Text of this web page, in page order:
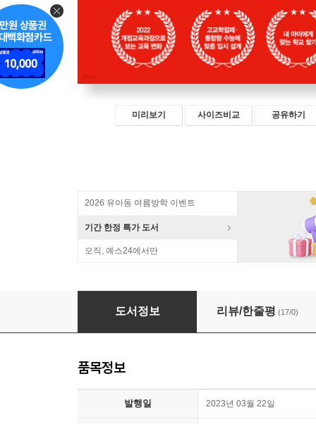
미리보기 사이즈비교 공유하기
2026 유아동 여름방학 이벤트
기간 한정 특가 도서
오직, 예스24에서만
미리 세우는 내 아이 입시 전략
도서정보 리뷰/한줄평 (17/0)
품목정보
발행일 2023년 03월 22일